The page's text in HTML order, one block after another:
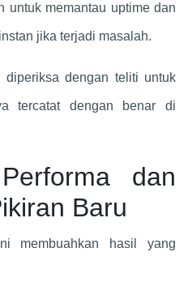
untuk memantau uptime dan
jika terjadi masalah.
diperiksa dengan teliti untuk
tercatat dengan benar di
dan
Baru
membuahkan hasil yang